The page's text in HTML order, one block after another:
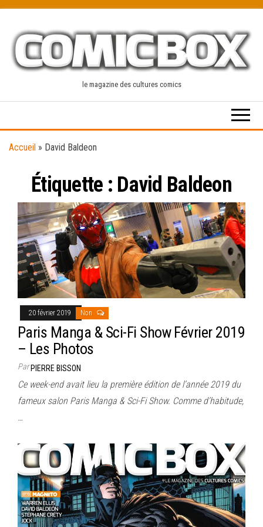
content
le magazine des cultures comics
Accueil » David Baldeon
Étiquette : David Baldeon
20 février 2019 Non
Paris Manga & Sci-Fi Show Février 2019
– Les Photos
ParPIERRE BISSON
Ce week-end avait lieu la première édition de l’année 2019 du
fameux salon Paris Manga & Sci-Fi Show. Comme d’habitude,
…